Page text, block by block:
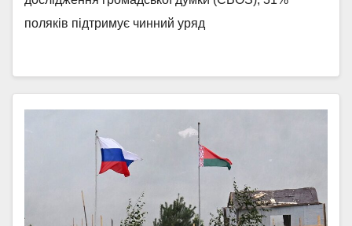
поляків підтримує чинний уряд